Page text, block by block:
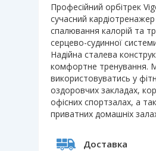
Професійний орбітрек
сучасний
спалювання калорій та
серцево-судинної
Надійна сталева
комфортне тренування.
використовуватись у
оздоровчих закладах,
офісних спортзалах, а
приватних домашніх
Доставка